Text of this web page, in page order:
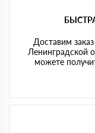
Доставим
Ленинградской
можете